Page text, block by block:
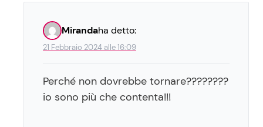
Mirandaha detto:
21 Febbraio 2024 alle 16:09
Perché non dovrebbe tornare????????
io sono più che contenta!!!